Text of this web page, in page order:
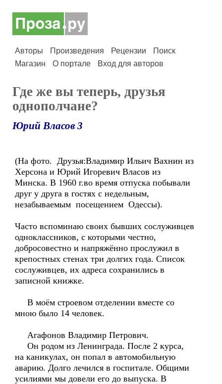
Авторы Произведения Рецензии
Поиск
Магазин
О портале Вход для авторов
Где же вы теперь, друзья
однополчане?
Юрий Власов 3
(На фото. Друзья:Владимир Ильич Вахнин из
Херсона и Юрий Игоревич Власов из
Минска. В 1960 г.во время отпуска побывали
друг у друга в гостях с недельным,
незабываемым посещением Одессы).
Часто вспоминаю своих бывших сослуживцев
одноклассников, с которыми честно,
добросовестно и напряжённо прослужил в
крепостных стенах три долгих года. Список
сослуживцев, их адреса сохранились в
записной книжке.
В моём строевом отделении вместе со
мною было 14 человек.
Агафонов Владимир Петрович.
Он родом из Ленинграда. После 2 курса,
на каникулах, он попал в автомобильную
аварию. Долго лечился в госпитале. Общими
усилиями мы довели его до выпуска. В